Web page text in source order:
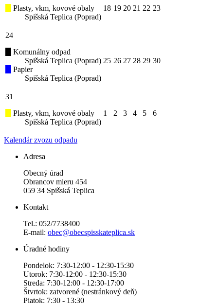
Plasty, vkm, kovové obaly
Spišská Teplica (Poprad)
18 19 20 21 22 23
24
Komunálny odpad
Spišská Teplica (Poprad)
Papier
Spišská Teplica (Poprad)
25 26 27 28 29 30
31
Plasty, vkm, kovové obaly
Spišská Teplica (Poprad)
1 2 3 4 5 6
Kalendár zvozu odpadu
Adresa
Obecný úrad
Obrancov mieru 454
059 34 Spišská Teplica
Kontakt
Tel.: 052/7738400
E-mail: obec@obecspisskateplica.sk
Úradné hodiny
Pondelok: 7:30-12:00 - 12:30-15:30
Utorok: 7:30-12:00 - 12:30-15:30
Streda: 7:30-12:00 - 12:30-17:00
Štvrtok: zatvorené (nestránkový deň)
Piatok: 7:30 - 13:30